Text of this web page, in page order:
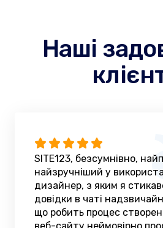
Наші
SITE123, безсумнівно,
найзручніший у
дизайнер, з яким я
довідки в чаті
що робить процес